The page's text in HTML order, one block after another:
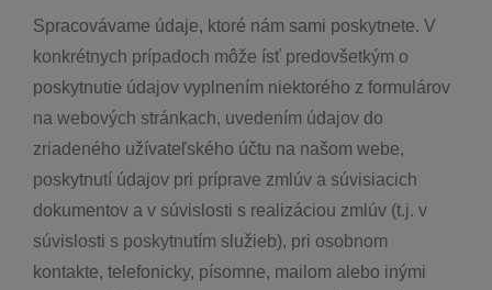
Spracovávame údaje, ktoré nám sami poskytnete. V
konkrétnych prípadoch môže ísť predovšetkým o
poskytnutie údajov vyplnením niektorého z formulárov
na webových stránkach, uvedením údajov do
zriadeného užívateľského účtu na našom webe,
poskytnutí údajov pri príprave zmlúv a súvisiacich
dokumentov a v súvislosti s realizáciou zmlúv (t.j. v
súvislosti s poskytnutím služieb), pri osobnom
kontakte, telefonicky, písomne, mailom alebo inými